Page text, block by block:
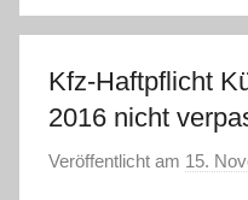
Kfz-Haftpflicht
2016 nicht
Veröffentlicht am 15.